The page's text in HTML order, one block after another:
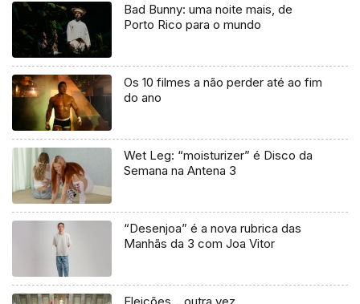
Bad Bunny: uma noite mais, de
Porto Rico para o mundo
Os 10 filmes a não perder até ao fim
do ano
Wet Leg: “moisturizer” é Disco da
Semana na Antena 3
“Desenjoa” é a nova rubrica das
Manhãs da 3 com Joa Vitor